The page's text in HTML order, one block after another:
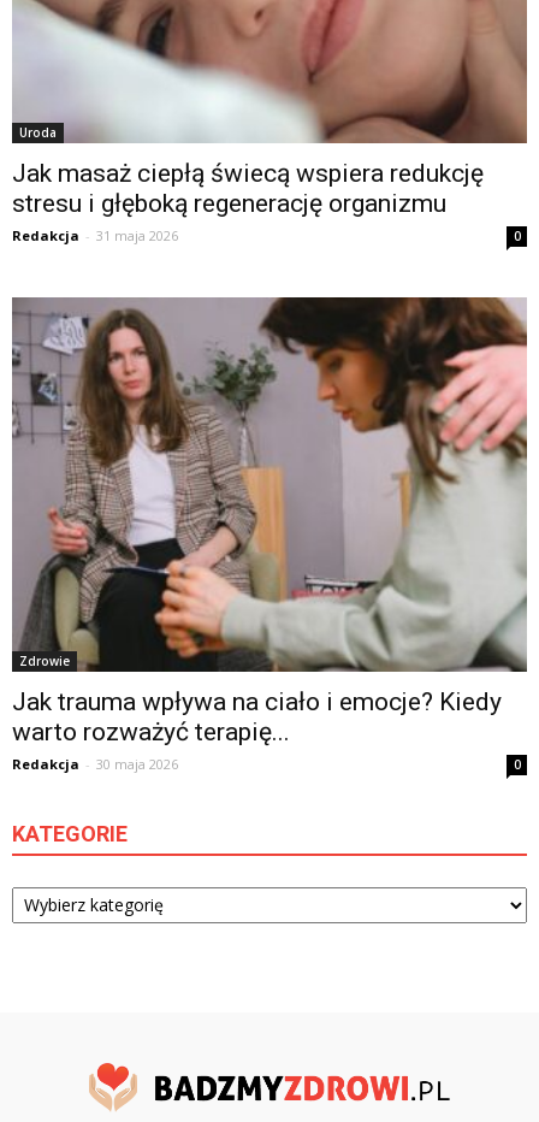
Uroda
Jak masaż ciepłą świecą wspiera redukcję
stresu i głęboką regenerację organizmu
Redakcja - 31 maja 2026 0
Zdrowie
Jak trauma wpływa na ciało i emocje? Kiedy
warto rozważyć terapię...
Redakcja - 30 maja 2026 0
KATEGORIE
Kategorie